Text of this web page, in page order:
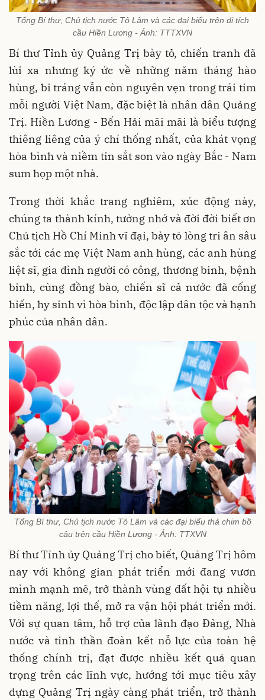
Tổng Bí thư, Chủ tịch nước Tô Lâm và các đại biểu trên di tích
cầu Hiền Lương - Ảnh: TTTXVN
Bí thư Tỉnh ủy Quảng Trị bày tỏ, chiến tranh đã
lùi xa nhưng ký ức về những năm tháng hào
hùng, bi tráng vẫn còn nguyên vẹn trong trái tim
mỗi người Việt Nam, đặc biệt là nhân dân Quảng
Trị. Hiền Lương - Bến Hải mãi mãi là biểu tượng
thiêng liêng của ý chí thống nhất, của khát vọng
hòa bình và niềm tin sắt son vào ngày Bắc - Nam
sum họp một nhà.
Trong thời khắc trang nghiêm, xúc động này,
chúng ta thành kính, tưởng nhớ và đời đời biết ơn
Chủ tịch Hồ Chí Minh vĩ đại, bày tỏ lòng tri ân sâu
sắc tới các mẹ Việt Nam anh hùng, các anh hùng
liệt sĩ, gia đình người có công, thương binh, bệnh
binh, cùng đồng bào, chiến sĩ cả nước đã cống
hiến, hy sinh vì hòa bình, độc lập dân tộc và hạnh
phúc của nhân dân.
Tổng Bí thư, Chủ tịch nước Tô Lâm và các đại biểu thả chim bồ
câu trên cầu Hiền Lương - Ảnh: TTXVN
Bí thư Tỉnh ủy Quảng Trị cho biết, Quảng Trị hôm
nay với không gian phát triển mới đang vươn
mình mạnh mẽ, trở thành vùng đất hội tụ nhiều
tiềm năng, lợi thế, mở ra vận hội phát triển mới.
Với sự quan tâm, hỗ trợ của lãnh đạo Đảng, Nhà
nước và tinh thần đoàn kết nỗ lực của toàn hệ
thống chính trị, đạt được nhiều kết quả quan
trọng trên các lĩnh vực, hướng tới mục tiêu xây
dựng Quảng Trị ngày càng phát triển, trở thành